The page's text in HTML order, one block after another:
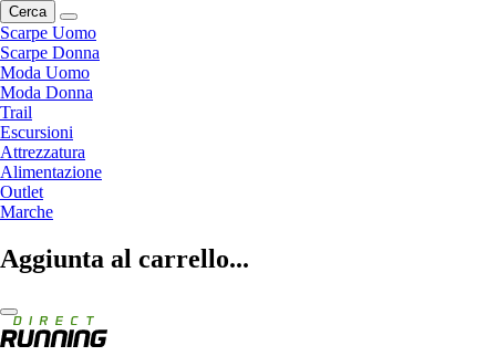
Cerca
Scarpe Uomo
Scarpe Donna
Moda Uomo
Moda Donna
Trail
Escursioni
Attrezzatura
Alimentazione
Outlet
Marche
Aggiunta al carrello...